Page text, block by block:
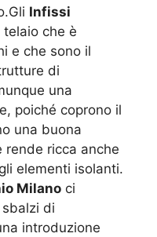
Infissi
telaio che è
e che sono il
di
una
poiché coprono il
una buona
ricca anche
elementi isolanti.
Milano ci
di
introduzione